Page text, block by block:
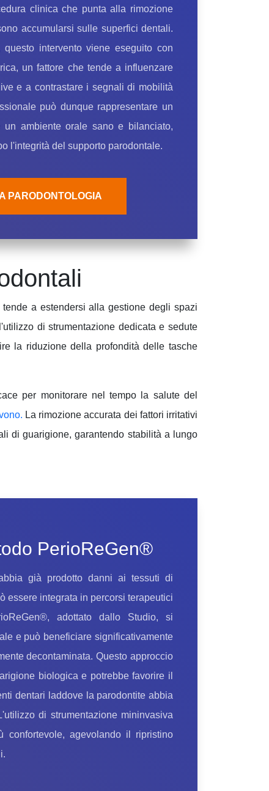
clinica che punta alla rimozione
accumularsi sulle superfici dentali.
intervento viene eseguito con
un fattore che tende a influenzare
e a contrastare i segnali di mobilità
può dunque rappresentare un
un ambiente orale sano e bilanciato,
l'integrità del supporto parodontale.
PARODONTOLOGIA
a estendersi alla gestione degli spazi
di strumentazione dedicata e sedute
la riduzione della profondità delle tasche
per monitorare nel tempo la salute del
. La rimozione accurata dei fattori irritativi
di guarigione, garantendo stabilità a lungo
PerioReGen®
già prodotto danni ai tessuti di
essere integrata in percorsi terapeutici
, adottato dallo Studio, si
e può beneficiare significativamente
decontaminata. Questo approccio
biologica e potrebbe favorire il
dentari laddove la parodontite abbia
di strumentazione mininvasiva
confortevole, agevolando il ripristino